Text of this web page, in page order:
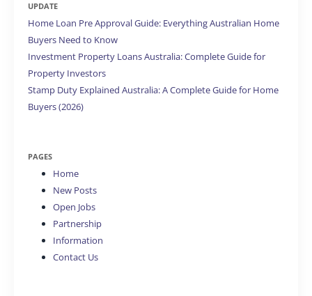
UPDATE
Home Loan Pre Approval Guide: Everything Australian Home
Buyers Need to Know
Investment Property Loans Australia: Complete Guide for
Property Investors
Stamp Duty Explained Australia: A Complete Guide for Home
Buyers (2026)
PAGES
Home
New Posts
Open Jobs
Partnership
Information
Contact Us